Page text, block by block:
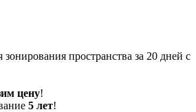
пространства за 20 дней с
цену!
5 лет!